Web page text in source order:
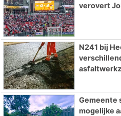
verovert
N241 bij
Gemeente
mogelijke